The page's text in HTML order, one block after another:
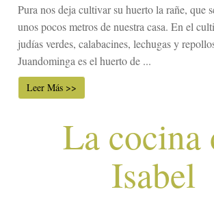
Pura nos deja cultivar su huerto la rañe, que
unos pocos metros de nuestra casa. En el
judías verdes, calabacines, lechugas y
Juandominga es el huerto de ...
Leer Más >>
La cocina
Isabel